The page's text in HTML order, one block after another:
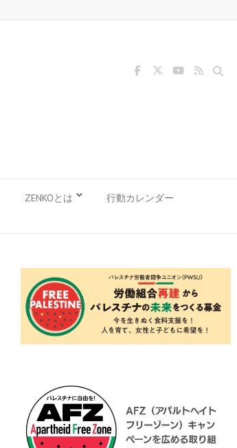
Search
ZENKOとは 行動カレンダー